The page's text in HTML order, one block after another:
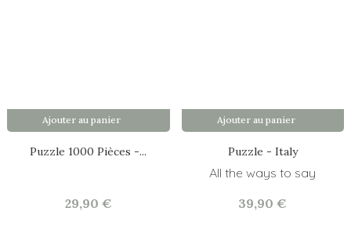
Puzzle 1000 Pièces -...
29,90 €
Ajouter au panier
Puzzle - Italy
All the ways to say
39,90 €
Ajouter au panier